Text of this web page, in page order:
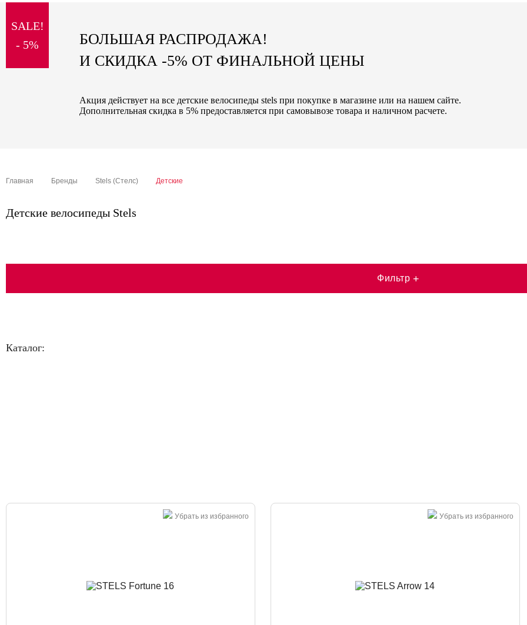
special price
SALE!
- 5%
БОЛЬШАЯ РАСПРОДАЖА!
И СКИДКА -5% ОТ ФИНАЛЬНОЙ ЦЕНЫ
Акция действует на все детские велосипеды stels при покупке в магазине или на нашем сайте.
Дополнительная скидка в 5% предоставляется при самовывозе товара и наличном расчете.
Главная Бренды Stels (Стелс) Детские
Детские велосипеды Stels
Фильтр +
Каталог:
Убрать из избранного Убрать из избранного